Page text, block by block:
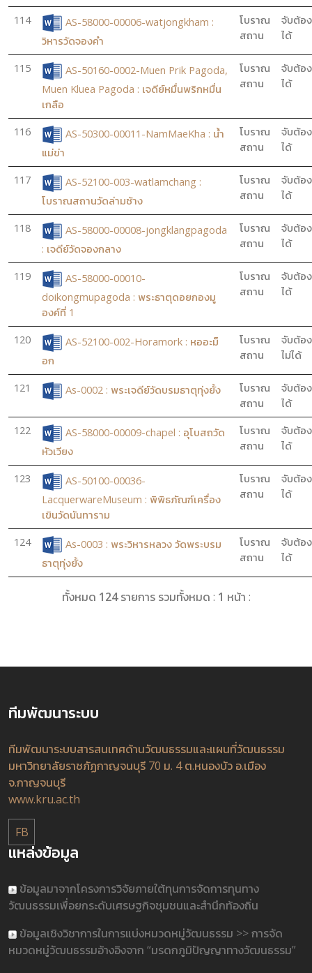
114
AS-58000-00006-watjongkham :
วิหารวัดจองคำ
โบราณ
สถาน
จับต้อง
ได้
115
AS-50160-0002-Muen Prik Pagoda,
Muen Kluea Pagoda : เจดีย์หมื่นพริกหมื่น
เกลือ
โบราณ
สถาน
จับต้อง
ได้
116
AS-50300-00011-NamMaeKha : น้ำ
แม่ข่า
โบราณ
สถาน
จับต้อง
ได้
117
AS-52100-003-watlamchang :
โบราณสถานวัดล่ามช้าง
โบราณ
สถาน
จับต้อง
ได้
118
AS-58000-00008-jongklangpagoda
: เจดีย์วัดจองกลาง
โบราณ
สถาน
จับต้อง
ได้
119
AS-58000-00010-
doikongmupagoda : พระธาตุดอยกองมู
องค์ที่ 1
โบราณ
สถาน
จับต้อง
ได้
120
AS-52100-002-Horamork : หออะม็
อก
โบราณ
สถาน
จับต้อง
ไม่ได้
121 As-0002 : พระเจดีย์วัดบรมธาตุทุ่งยั้ง
โบราณ
สถาน
จับต้อง
ได้
122
AS-58000-00009-chapel : อุโบสถวัด
หัวเวียง
โบราณ
สถาน
จับต้อง
ได้
123
AS-50100-00036-
LacquerwareMuseum : พิพิธภัณฑ์เครื่อง
เขินวัดนันทาราม
โบราณ
สถาน
จับต้อง
ได้
124
As-0003 : พระวิหารหลวง วัดพระบรม
ธาตุทุ่งยั้ง
โบราณ
สถาน
จับต้อง
ได้
ทั้งหมด 124รายการ รวมทั้งหมด : 1 หน้า :
ทีมพัฒนาระบบ
ทีมพัฒนาระบบสารสนเทศด้านวัฒนธรรมและแผนที่วัฒนธรรม
มหาวิทยาลัยราชภัฏกาญจนบุรี 70 ม. 4 ต.หนองบัว อ.เมือง
จ.กาญจนบุรี
www.kru.ac.th
FB
แหล่งข้อมูล
ข้อมูลมาจากโครงการวิจัยภายใต้ทุนการจัดการทุนทาง
วัฒนธรรมเพื่อยกระดับเศรษฐกิจชุมชนและสำนึกท้องถิ่น
ข้อมูลเชิงวิชาการในการแบ่งหมวดหมู่วัฒนธรรม >> การจัด
หมวดหมู่วัฒนธรรมอ้างอิงจาก “มรดกภูมิปัญญาทางวัฒนธรรม”